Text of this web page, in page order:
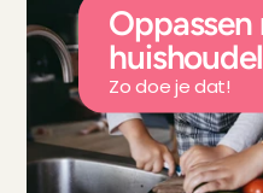
Oppassen
Zo doe je dat!